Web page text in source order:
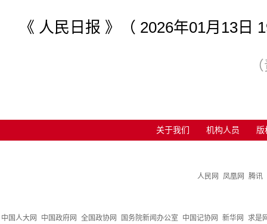
《 人民日报 》（ 2026年01月13日
关于我们 机构人员 版
人民网 凤凰网 腾讯
中国人大网 中国政府网 全国政协网 国务院新闻办公室 中国记协网 新华网
求是